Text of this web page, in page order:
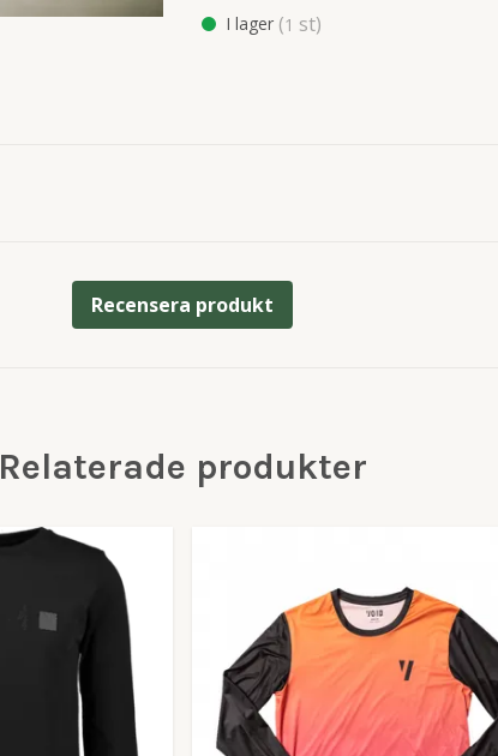
I lager (1 st)
Recensera produkt
Relaterade produkter